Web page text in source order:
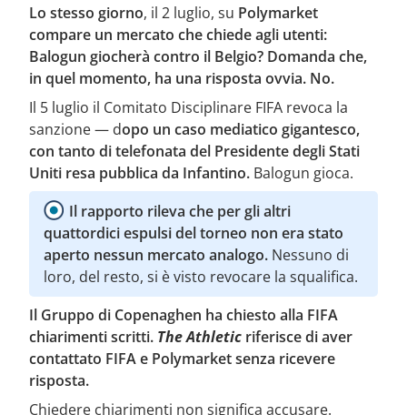
Lo stesso giorno, il 2 luglio, su Polymarket
compare un mercato che chiede agli utenti:
Balogun giocherà contro il Belgio? Domanda che,
in quel momento, ha una risposta ovvia. No.
Il 5 luglio il Comitato Disciplinare FIFA revoca la
sanzione — dopo un caso mediatico gigantesco,
con tanto di telefonata del Presidente degli Stati
Uniti resa pubblica da Infantino. Balogun gioca.
Il rapporto rileva che per gli altri
quattordici espulsi del torneo non era stato
aperto nessun mercato analogo. Nessuno di
loro, del resto, si è visto revocare la squalifica.
Il Gruppo di Copenaghen ha chiesto alla FIFA
chiarimenti scritti. The Athletic riferisce di aver
contattato FIFA e Polymarket senza ricevere
risposta.
Chiedere chiarimenti non significa accusare.